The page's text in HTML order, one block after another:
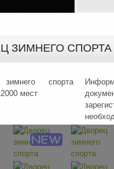
ЗИМНЕГО СПОРТА